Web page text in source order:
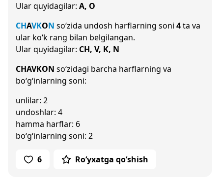
Ular quyidagilar: A, O
CHAVKON so‘zida undosh harflarning soni 4ta va
ular ko‘k rang bilan belgilangan.
Ular quyidagilar: CH, V, K, N
CHAVKON so‘zidagi barcha harflarning va
bo‘g‘inlarning soni:
unlilar: 2
undoshlar: 4
hamma harflar: 6
bo‘g‘inlarning soni: 2
6 Ro‘yxatga qo‘shish